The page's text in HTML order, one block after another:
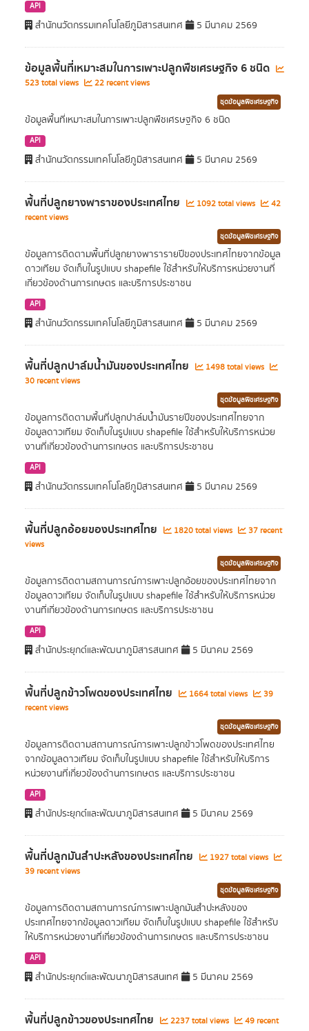
API
สำนักนวัตกรรมเทคโนโลยีภูมิสารสนเทศ 5 มีนาคม 2569
ข้อมูลพื้นที่เหมาะสมในการเพาะปลูกพืชเศรษฐกิจ 6 ชนิด
523 total views 22 recent views
ชุดข้อมูลพืชเศรษฐกิจ
ข้อมูลพื้นที่เหมาะสมในการเพาะปลูกพืชเศรษฐกิจ 6 ชนิด
API
สำนักนวัตกรรมเทคโนโลยีภูมิสารสนเทศ 5 มีนาคม 2569
พื้นที่ปลูกยางพาราของประเทศไทย 1092 total views
42
recent views
ชุดข้อมูลพืชเศรษฐกิจ
ข้อมูลการติดตามพื้นที่ปลูกยางพารารายปีของประเทศไทยจากข้อมูล
ดาวเทียม จัดเก็บในรูปแบบ shapefile ใช้สำหรับให้บริการหน่วยงานที่
เกี่ยวข้องด้านการเกษตร และบริการประชาชน
API
สำนักนวัตกรรมเทคโนโลยีภูมิสารสนเทศ 5 มีนาคม 2569
พื้นที่ปลูกปาล์มน้ำมันของประเทศไทย
1498 total views
30 recent views
ชุดข้อมูลพืชเศรษฐกิจ
ข้อมูลการติดตามพื้นที่ปลูกปาล์มน้ำมันรายปีของประเทศไทยจาก
ข้อมูลดาวเทียม จัดเก็บในรูปแบบ shapefile ใช้สำหรับให้บริการหน่วย
งานที่เกี่ยวข้องด้านการเกษตร และบริการประชาชน
API
สำนักนวัตกรรมเทคโนโลยีภูมิสารสนเทศ 5 มีนาคม 2569
พื้นที่ปลูกอ้อยของประเทศไทย 1820 total views
37 recent
views
ชุดข้อมูลพืชเศรษฐกิจ
ข้อมูลการติดตามสถานการณ์การเพาะปลูกอ้อยของประเทศไทยจาก
ข้อมูลดาวเทียม จัดเก็บในรูปแบบ shapefile ใช้สำหรับให้บริการหน่วย
งานที่เกี่ยวข้องด้านการเกษตร และบริการประชาชน
API
สำนักประยุกต์และพัฒนาภูมิสารสนเทศ 5 มีนาคม 2569
พื้นที่ปลูกข้าวโพดของประเทศไทย 1664 total views
39
recent views
ชุดข้อมูลพืชเศรษฐกิจ
ข้อมูลการติดตามสถานการณ์การเพาะปลูกข้าวโพดของประเทศไทย
จากข้อมูลดาวเทียม จัดเก็บในรูปแบบ shapefile ใช้สำหรับให้บริการ
หน่วยงานที่เกี่ยวข้องด้านการเกษตร และบริการประชาชน
API
สำนักประยุกต์และพัฒนาภูมิสารสนเทศ 5 มีนาคม 2569
พื้นที่ปลูกมันสำปะหลังของประเทศไทย
1927 total views
39 recent views
ชุดข้อมูลพืชเศรษฐกิจ
ข้อมูลการติดตามสถานการณ์การเพาะปลูกมันสำปะหลังของ
ประเทศไทยจากข้อมูลดาวเทียม จัดเก็บในรูปแบบ shapefile ใช้สำหรับ
ให้บริการหน่วยงานที่เกี่ยวข้องด้านการเกษตร และบริการประชาชน
API
สำนักประยุกต์และพัฒนาภูมิสารสนเทศ 5 มีนาคม 2569
พื้นที่ปลูกข้าวของประเทศไทย 2237 total views
49 recent